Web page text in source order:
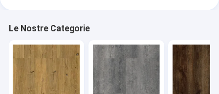
Pavimentazione di marmo del vinile
Pavimentazione del vinile del granito
Le Nostre Categorie